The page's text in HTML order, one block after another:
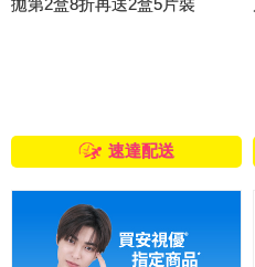
拋第2盒8折再送2盒5片裝
速達配送